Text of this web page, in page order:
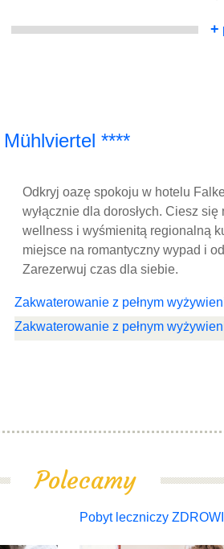
+
****
Odkryj oazę spokoju w hotelu
wyłącznie dla dorosłych. Ciesz
wellness i wyśmienitą regionalną
miejsce na romantyczny wypad i
Zarezerwuj czas dla siebie.
Zakwaterowanie z pełnym
Zakwaterowanie z pełnym
Polecamy
Pobyt leczniczy